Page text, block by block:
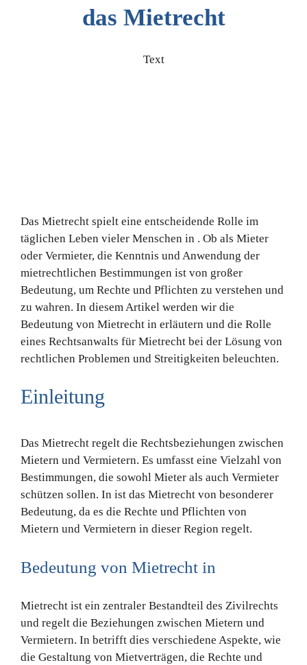
das Mietrecht
Text
Das Mietrecht spielt eine entscheidende Rolle im
täglichen Leben vieler Menschen in . Ob als Mieter
oder Vermieter, die Kenntnis und Anwendung der
mietrechtlichen Bestimmungen ist von großer
Bedeutung, um Rechte und Pflichten zu verstehen und
zu wahren. In diesem Artikel werden wir die
Bedeutung von Mietrecht in erläutern und die Rolle
eines Rechtsanwalts für Mietrecht bei der Lösung von
rechtlichen Problemen und Streitigkeiten beleuchten.
Einleitung
Das Mietrecht regelt die Rechtsbeziehungen zwischen
Mietern und Vermietern. Es umfasst eine Vielzahl von
Bestimmungen, die sowohl Mieter als auch Vermieter
schützen sollen. In ist das Mietrecht von besonderer
Bedeutung, da es die Rechte und Pflichten von
Mietern und Vermietern in dieser Region regelt.
Bedeutung von Mietrecht in
Mietrecht ist ein zentraler Bestandteil des Zivilrechts
und regelt die Beziehungen zwischen Mietern und
Vermietern. In betrifft dies verschiedene Aspekte, wie
die Gestaltung von Mietverträgen, die Rechte und